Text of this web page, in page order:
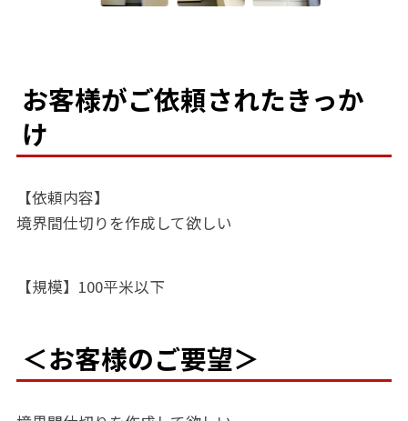
お客様がご依頼されたきっか
け
【依頼内容】
境界間仕切りを作成して欲しい
【規模】100平米以下
＜お客様のご要望＞